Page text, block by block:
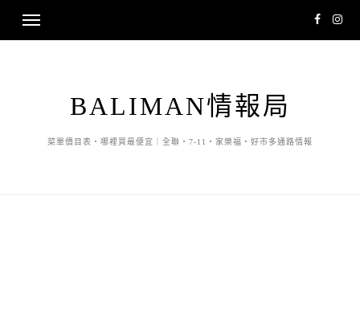
BALIMAN情報局
菜單價目表・哪裡買最便宜｜全聯・7-11・家樂福・好市多通路情報